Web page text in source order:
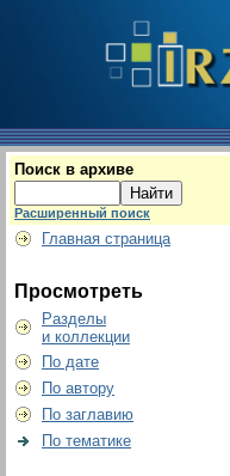
Поиск в архиве
Расширенный поиск
Главная страница
Просмотреть
Разделы
и коллекции
По дате
По автору
По заглавию
По тематике